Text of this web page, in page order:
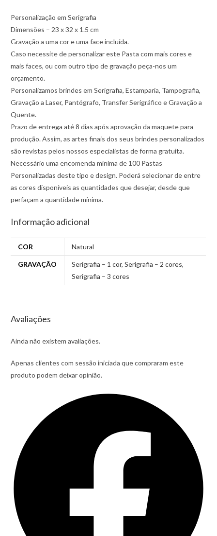
Personalização em Serigrafia
Dimensões – 23 x 32 x 1.5 cm
Gravação a uma cor e uma face incluída.
Caso necessite de personalizar este Pasta com mais cores e
mais faces, ou com outro tipo de gravação peça-nos um
orçamento.
Personalizamos brindes em Serigrafia, Estamparia, Tampografia,
Gravação a Laser, Pantógrafo, Transfer Serigráfico e Gravação a
Quente.
Prazo de entrega até 8 dias após aprovação da maquete para
produção. Assim, as artes finais dos seus brindes personalizados
são revistas pelos nossos especialistas de forma gratuita.
Necessário uma encomenda mínima de 100 Pastas
Personalizadas deste tipo e design. Poderá selecionar de entre
as cores disponíveis as quantidades que desejar, desde que
perfaçam a quantidade mínima.
Informação adicional
COR Natural
GRAVAÇÃO Serigrafia – 1 cor,Serigrafia – 2 cores,
Serigrafia – 3 cores
Avaliações
Ainda não existem avaliações.
Apenas clientes com sessão iniciada que compraram este
produto podem deixar opinião.